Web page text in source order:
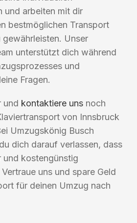
und arbeiten mit dir
bestmöglichen Transport
gewährleisten. Unser
unterstützt dich während
und
Fragen.
und kontaktiere uns noch
von Innsbruck
Umzugskönig Busch
dich darauf verlassen, dass
und kostengünstig
uns und spare Geld
für deinen Umzug nach